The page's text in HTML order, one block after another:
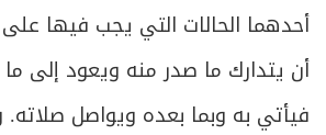
أحدهما الحالات التي يجب فيها
أن يتدارك ما صدر منه ويعود إلى
فيأتي به وبما بعده ويواصل صلاته.